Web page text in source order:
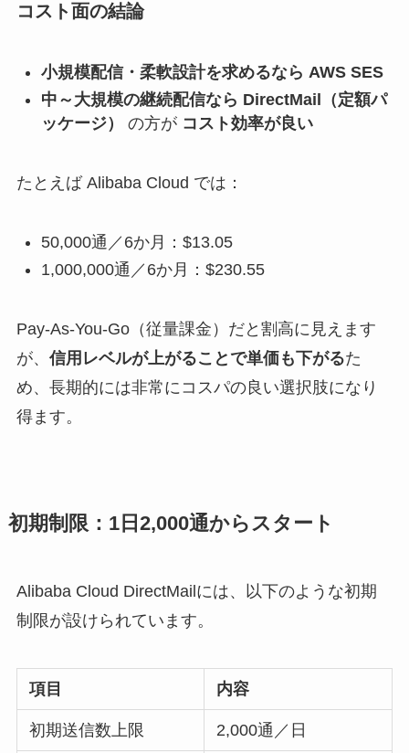
コスト面の結論
小規模配信・柔軟設計を求めるなら AWS SES
中～大規模の継続配信なら DirectMail（定額パ
ッケージ）
の方が コスト効率が良い
たとえば Alibaba Cloud では：
50,000通／6か月：$13.05
1,000,000通／6か月：$230.55
Pay‑As‑You‑Go（従量課金）だと割高に見えます
が、 信用レベルが上がることで単価も下がるた
め、長期的には非常にコスパの良い選択肢になり
得ます。
初期制限：1日2,000通からスタート
Alibaba Cloud DirectMailには、以下のような初期
制限が設けられています。
項目 内容
初期送信数上限 2,000通／日